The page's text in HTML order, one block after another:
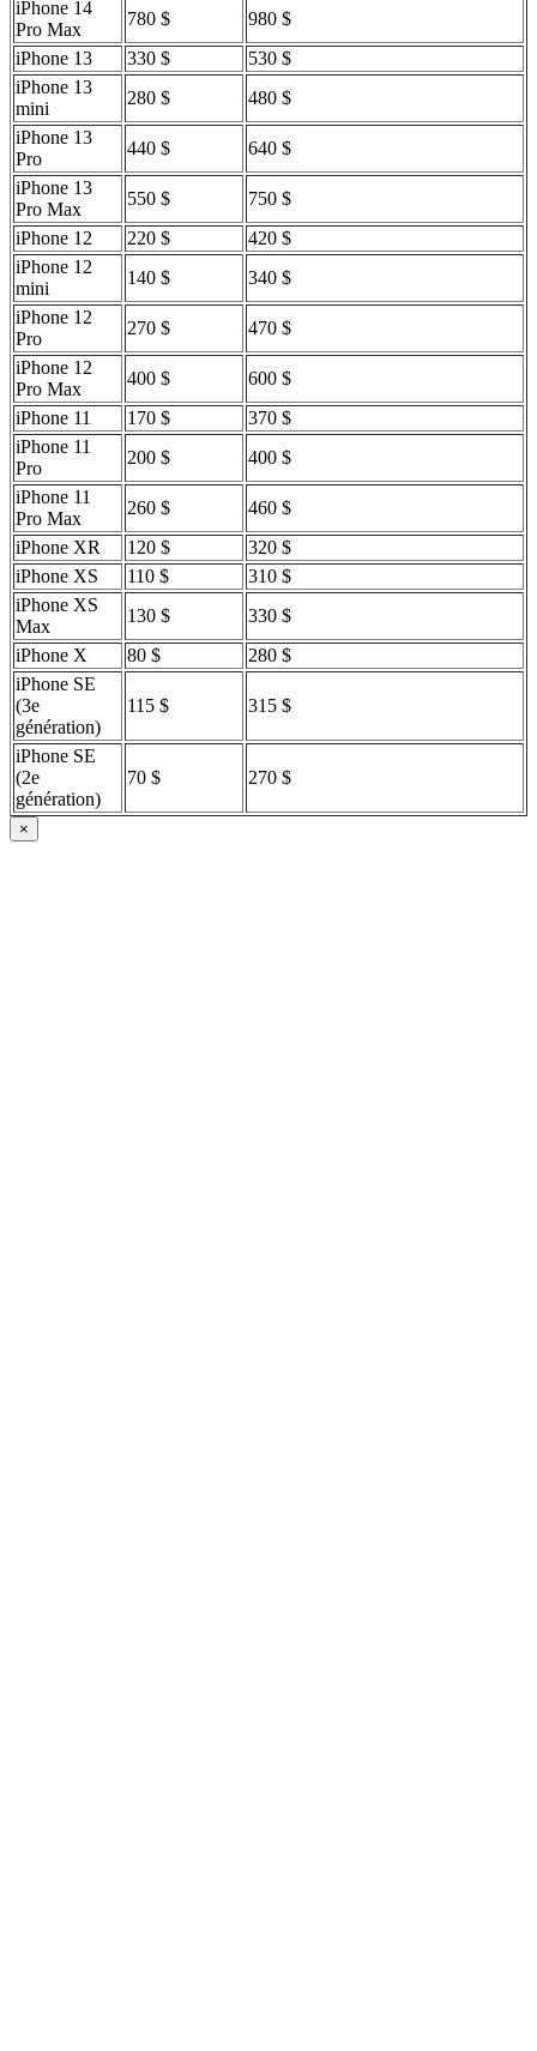
iPhone 14
Pro Max
780 $
980 $
iPhone 13
330 $
530 $
iPhone 13
mini
280 $
480 $
iPhone 13
Pro
440 $
640 $
iPhone 13
Pro Max
550 $
750 $
iPhone 12
220 $
420 $
iPhone 12
mini
140 $
340 $
iPhone 12
Pro
270 $
470 $
iPhone 12
Pro Max
400 $
600 $
iPhone 11
170 $
370 $
iPhone 11
Pro
200 $
400 $
iPhone 11
Pro Max
260 $
460 $
iPhone XR
120 $
320 $
iPhone XS
110 $
310 $
iPhone XS
Max
130 $
330 $
iPhone X
80 $
280 $
iPhone SE
(3e
génération)
115 $ 315 $
iPhone SE
(2e
génération)
70 $ 270 $
×